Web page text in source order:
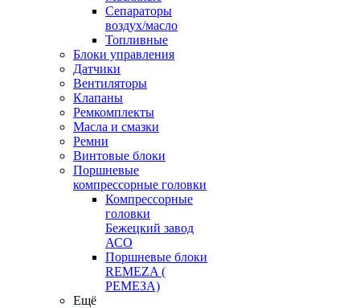
Сепараторы
воздух/масло
Топливные
Блоки управления
Датчики
Вентиляторы
Клапаны
Ремкомплекты
Масла и смазки
Ремни
Винтовые блоки
Поршневые
компрессорные головки
Компрессорные
головки
Бежецкий завод
АСО
Поршневые блоки
REMEZA (
РЕМЕЗА)
Ещё